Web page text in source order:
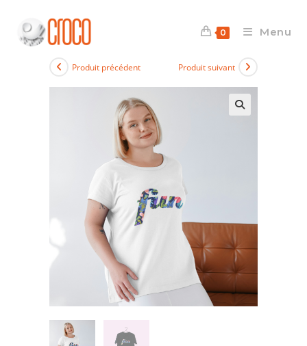
content
0 Menu
Produit précédent Produit suivant